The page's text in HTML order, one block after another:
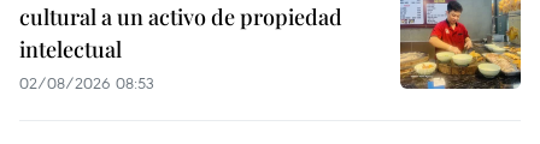
cultural a un activo de propiedad
intelectual
02/08/2026 08:53